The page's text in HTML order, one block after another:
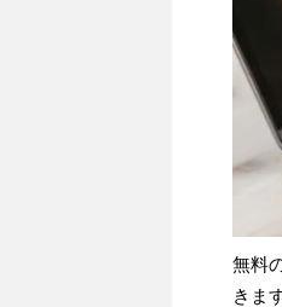
無料
きま